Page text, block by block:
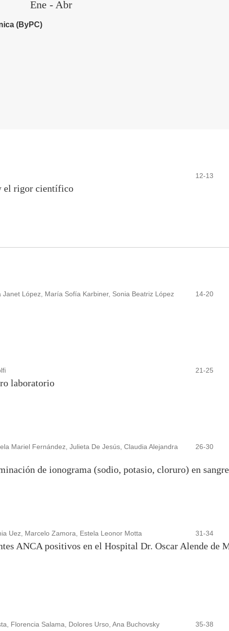
Ene - Abr
(ByPC)
12-13
el rigor científico
López, María Sofía Karbiner, Sonia Beatriz López 14-20
21-25
laboratorio
Mariel Fernández, Julieta De Jesús, Claudia Alejandra
26-30
de ionograma (sodio, potasio, cloruro) en sangre
Uez, Marcelo Zamora, Estela Leonor Motta 31-34
ANCA positivos en el Hospital Dr. Oscar Alende de
Florencia Salama, Dolores Urso, Ana Buchovsky 35-38